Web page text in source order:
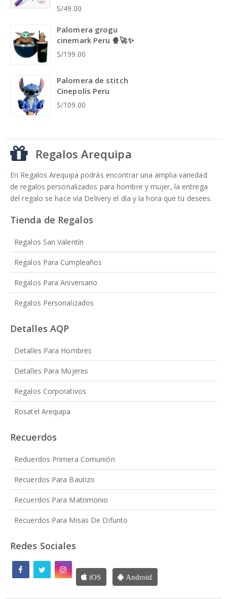
S/49.00
Palomera grogu
cinemark Peru 🍿🚀✨
S/199.00
Palomera de stitch
Cinepolis Peru
S/109.00
Regalos Arequipa
En Regalos Arequipa podrás encontrar una amplia variedad
de regalos personalizados para hombre y mujer, la entrega
del regalo se hace vía Delivery el día y la hora que tu desees.
Tienda de Regalos
Regalos San Valentín
Regalos Para Cumpleaños
Regalos Para Aniversario
Regalos Personalizados
Detalles AQP
Detalles Para Hombres
Detalles Para Mujeres
Regalos Corporativos
Rosatel Arequipa
Recuerdos
Reduerdos Primera Comunión
Recuerdos Para Bautizo
Recuerdos Para Matrimonio
Recuerdos Para Misas De Difunto
Redes Sociales
iOS Android